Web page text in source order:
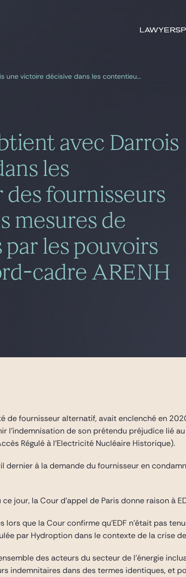
Lawyers
keywords
Gide, conseil d’EDF, obtient avec Darrois une victoire décisive dans les contentieux initiés par des fournisseurs alternatifs à la suite des mesures de confinement décidées par les pouvoirs publics relatifs à l’accord-cadre ARENH
avec Darrois
les
fournisseurs
mesures de
les pouvoirs
cadre ARENH
de fournisseur alternatif, avait enclenché en
l’indemnisation de son prétendu préjudice lié
Régulé à l’Electricité Nucléaire Historique).
dernier à la demande du fournisseur en
jour, la Cour d’appel de Paris donne raison à
lors que la Cour confirme qu’EDF n’était pas
par Hydroption dans le contexte de la crise
des acteurs du secteur de l’énergie
indemnitaires dans des termes identiques, et